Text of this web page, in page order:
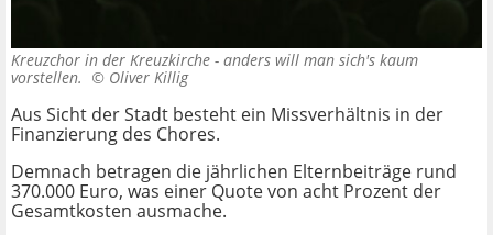
Kreuzchor in der Kreuzkirche - anders will man sich's kaum
vorstellen. © Oliver Killig
Aus Sicht der Stadt besteht ein Missverhältnis in der
Finanzierung des Chores.
Demnach betragen die jährlichen Elternbeiträge rund
370.000 Euro, was einer Quote von acht Prozent der
Gesamtkosten ausmache.